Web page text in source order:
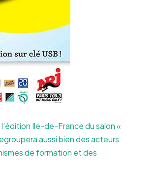
Ile-de-France du salon «
aussi bien des acteurs
de formation et des